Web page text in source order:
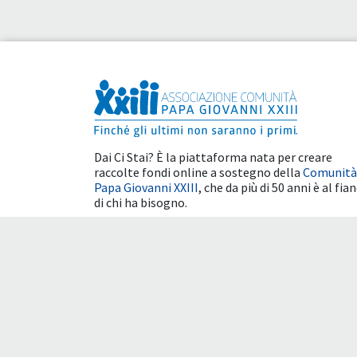
Dai Ci Stai? È la piattaforma nata per creare
raccolte fondi online a sostegno della Comunità
Papa Giovanni XXIII, che da più di 50 anni è al
di chi ha bisogno.